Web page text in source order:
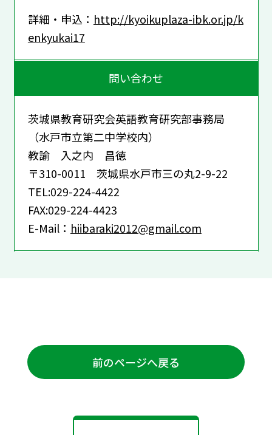
詳細・申込： http://kyoikuplaza-ibk.or.jp/k
enkyukai17
問い合わせ
茨城県教育研究会英語教育研究部事務局
（水戸市立第二中学校内）
教諭 入之内 昌徳
〒310-0011 茨城県水戸市三の丸2-9-22
TEL:029-224-4422
FAX:029-224-4423
E-Mail： hiibaraki2012@gmail.com
前のページへ戻る